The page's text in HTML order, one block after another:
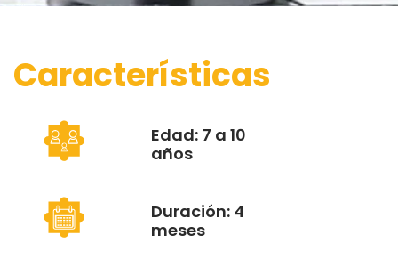
Características
Edad: 7 a 10
años
Duración: 4
meses